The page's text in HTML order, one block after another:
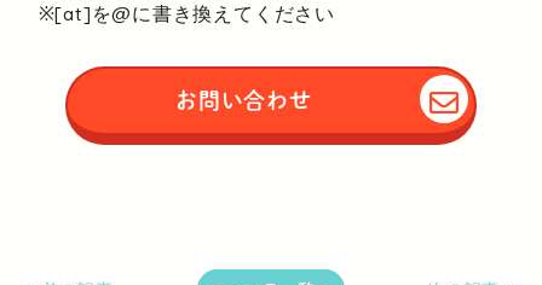
※[at]を@に書き換えてください
お問い合わせ